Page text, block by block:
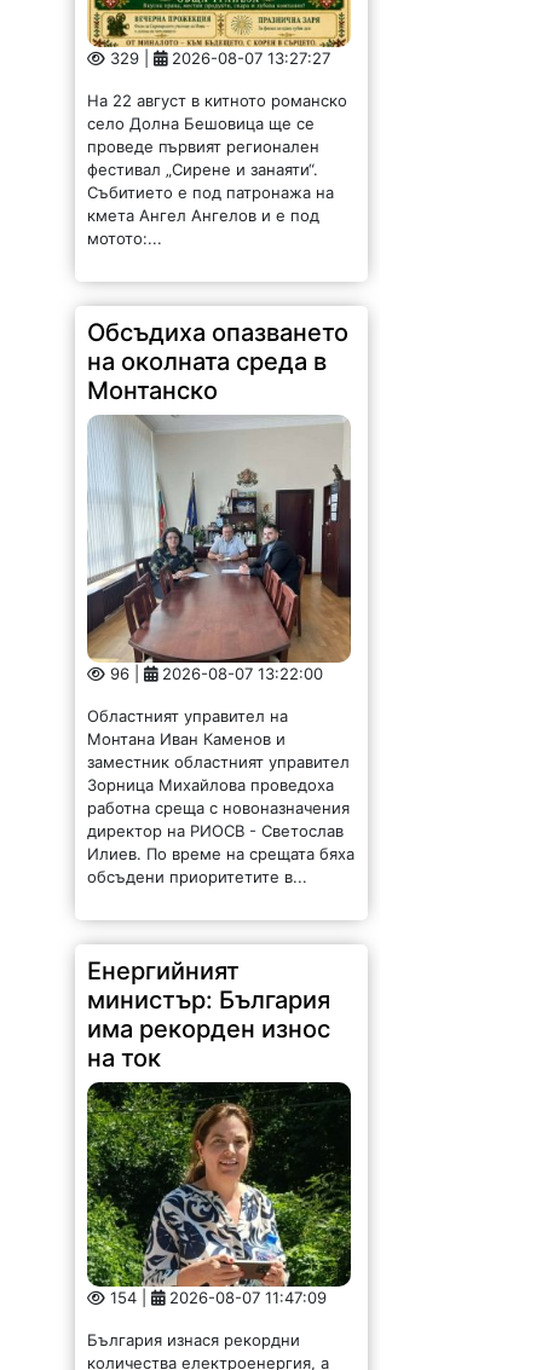
329 | 2026-08-07 13:27:27
На 22 август в китното романско
село Долна Бешовица ще се
проведе първият регионален
фестивал „Сирене и занаяти“.
Събитието е под патронажа на
кмета Ангел Ангелов и е под
мотото:...
Обсъдиха опазването
на околната среда в
Монтанско
96 | 2026-08-07 13:22:00
Областният управител на
Монтана Иван Каменов и
заместник областният управител
Зорница Михайлова проведоха
работна среща с новоназначения
директор на РИОСВ - Светослав
Илиев. По време на срещата бяха
обсъдени приоритетите в...
Енергийният
министър: България
има рекорден износ
на ток
154 | 2026-08-07 11:47:09
България изнася рекордни
количества електроенергия, а